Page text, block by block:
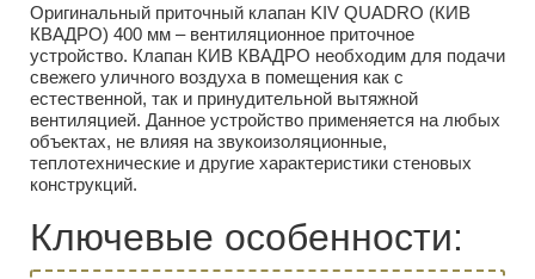
Оригинальный приточный клапан KIV QUADRO (КИВ
КВАДРО) 400 мм – вентиляционное приточное
устройство. Клапан КИВ КВАДРО необходим для подачи
свежего уличного воздуха в помещения как с
естественной, так и принудительной вытяжной
вентиляцией. Данное устройство применяется на любых
объектах, не влияя на звукоизоляционные,
теплотехнические и другие характеристики стеновых
конструкций.
Ключевые особенности: